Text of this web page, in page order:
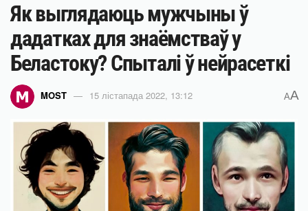
Як выглядаюць мужчыны ў
дадатках для знаёмстваў у
Беластоку? Спыталі ў нейрасеткі
MOST 15 лістапада 2022, 13:12 AA